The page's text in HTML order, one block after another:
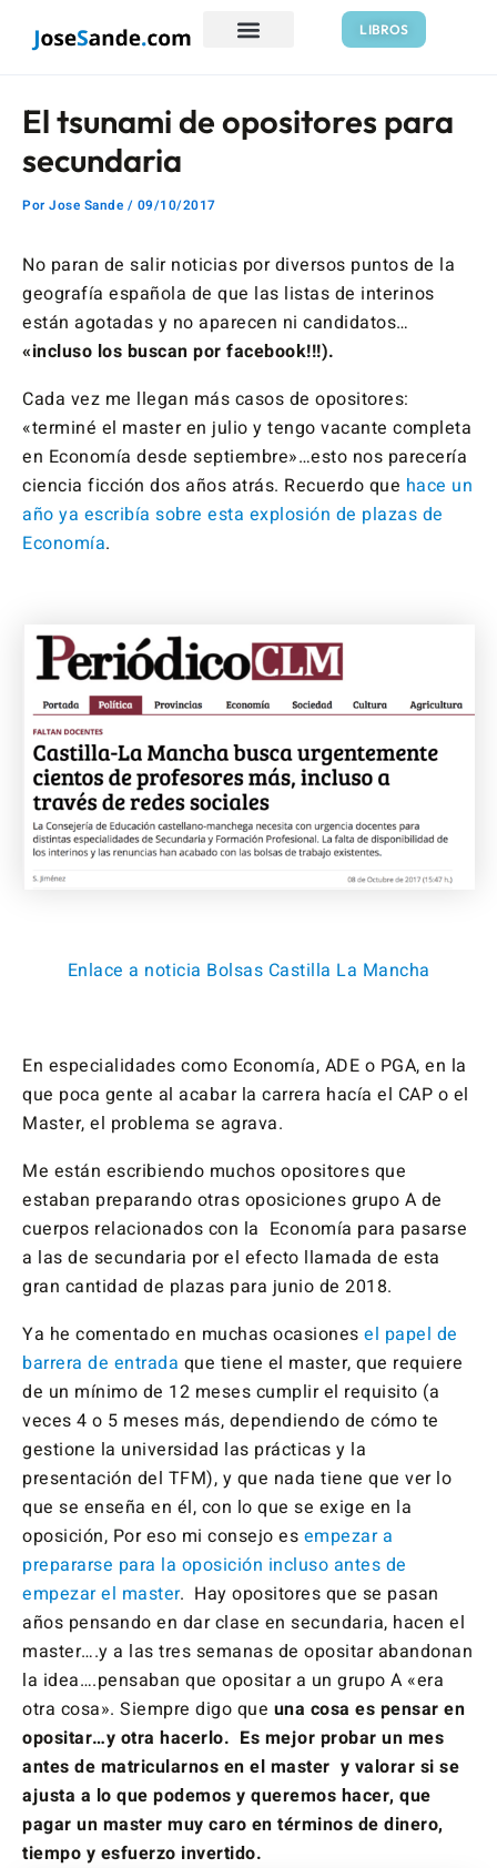
LIBROS
El tsunami de opositores para
secundaria
Por Jose Sande / 09/10/2017
No paran de salir noticias por diversos puntos de la
geografía española de que las listas de interinos
están agotadas y no aparecen ni candidatos…
«incluso los buscan por facebook!!!).
Cada vez me llegan más casos de opositores:
«terminé el master en julio y tengo vacante completa
en Economía desde septiembre»…esto nos parecería
ciencia ficción dos años atrás. Recuerdo que hace un
año ya escribía sobre esta explosión de plazas de
Economía.
Enlace a noticia Bolsas Castilla La Mancha
En especialidades como Economía, ADE o PGA, en la
que poca gente al acabar la carrera hacía el CAP o el
Master, el problema se agrava.
Me están escribiendo muchos opositores que
estaban preparando otras oposiciones grupo A de
cuerpos relacionados con la Economía para pasarse
a las de secundaria por el efecto llamada de esta
gran cantidad de plazas para junio de 2018.
Ya he comentado en muchas ocasiones el papel de
barrera de entrada que tiene el master, que requiere
de un mínimo de 12 meses cumplir el requisito (a
veces 4 o 5 meses más, dependiendo de cómo te
gestione la universidad las prácticas y la
presentación del TFM), y que nada tiene que ver lo
que se enseña en él, con lo que se exige en la
oposición, Por eso mi consejo es empezar a
prepararse para la oposición incluso antes de
empezar el master. Hay opositores que se pasan
años pensando en dar clase en secundaria, hacen el
master….y a las tres semanas de opositar abandonan
la idea….pensaban que opositar a un grupo A «era
otra cosa». Siempre digo que una cosa es pensar en
opositar…y otra hacerlo. Es mejor probar un mes
antes de matricularnos en el master y valorar si se
ajusta a lo que podemos y queremos hacer, que
pagar un master muy caro en términos de dinero,
tiempo y esfuerzo invertido.
de